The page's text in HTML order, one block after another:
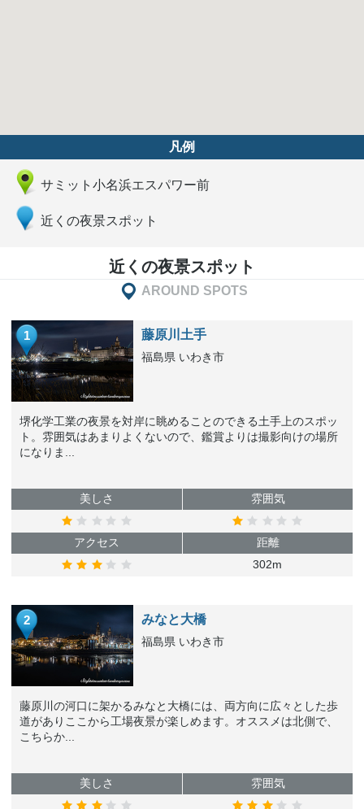
凡例
サミット小名浜エスパワー前
近くの夜景スポット
近くの夜景スポット
AROUND SPOTS
1 藤原川土手
福島県 いわき市
堺化学工業の夜景を対岸に眺めることのできる土手上のスポッ
ト。雰囲気はあまりよくないので、鑑賞よりは撮影向けの場所
になりま...
美しさ 雰囲気
アクセス
距離
302m
2 みなと大橋
福島県 いわき市
藤原川の河口に架かるみなと大橋には、両方向に広々とした歩
道がありここから工場夜景が楽しめます。オススメは北側で、
こちらか...
美しさ 雰囲気